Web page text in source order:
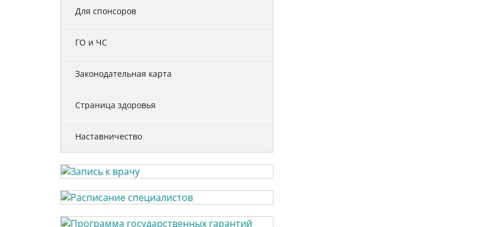
Для спонсоров
ГО и ЧС
Законодательная карта
Страница здоровья
Наставничество